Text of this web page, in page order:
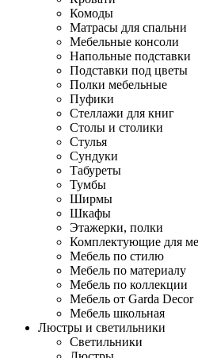
Комоды
Матрасы для спальни
Мебельные консоли
Напольные подставки
Подставки под цветы
Полки мебельные
Пуфики
Стеллажи для книг
Столы и столики
Стулья
Сундуки
Табуреты
Тумбы
Ширмы
Шкафы
Этажерки, полки
Комплектующие для
Мебель по стилю
Мебель по материалу
Мебель по коллекции
Мебель от Garda Decor
Мебель школьная
Люстры и светильники
Светильники